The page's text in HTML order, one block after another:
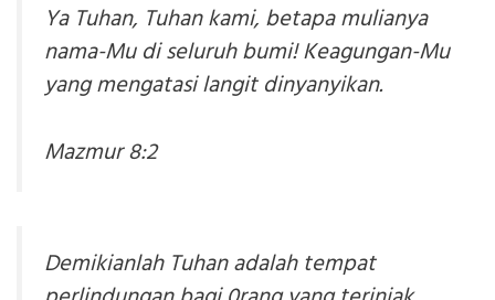
Ya Tuhan, Tuhan kami, betapa mulianya
nama-Mu di seluruh bumi! Keagungan-Mu
yang mengatasi langit dinyanyikan.
Mazmur 8:2
Demikianlah Tuhan adalah tempat